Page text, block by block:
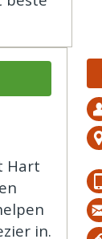
Hart
in.